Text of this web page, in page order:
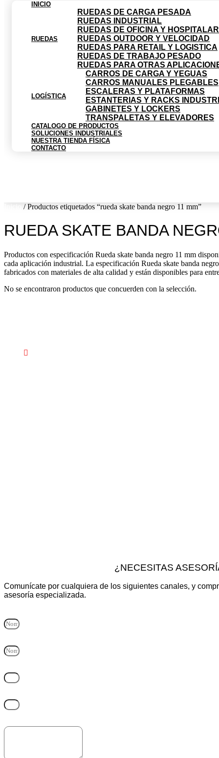
INICIO
RUEDAS
RUEDAS DE CARGA PESADA
RUEDAS INDUSTRIAL
RUEDAS DE OFICINA Y
RUEDAS OUTDOOR Y VELOCIDAD
RUEDAS PARA RETAIL Y LOGISTICA
RUEDAS DE TRABAJO PESADO
RUEDAS PARA OTRAS
LOGÍSTICA
CARROS DE CARGA Y YEGUAS
CARROS MANUALES PLEGABLES
ESCALERAS Y PLATAFORMAS
ESTANTERIAS Y RACKS
GABINETES Y LOCKERS
TRANSPALETAS Y ELEVADORES
CATALOGO DE PRODUCTOS
SOLUCIONES INDUSTRIALES
NUESTRA TIENDA FÍSICA
CONTACTO
/ Productos etiquetados “rueda skate banda negro 11 mm”
RUEDA SKATE BANDA
Productos con especificación Rueda skate banda negro 11 mm
cada aplicación industrial. La especificación Rueda skate banda
fabricados con materiales de alta calidad y están disponibles para
No se encontraron productos que concuerden con la selección.
¿NECESITAS
Comunícate por cualquiera de los siguientes canales, y
asesoría especializada.